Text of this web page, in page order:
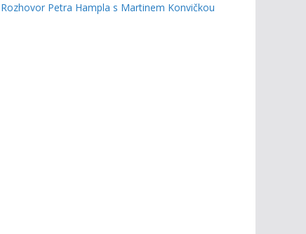
Rozhovor Petra Hampla s Martinem Konvičkou